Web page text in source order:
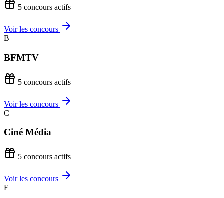
5 concours actifs
Voir les concours
B
BFMTV
5 concours actifs
Voir les concours
C
Ciné Média
5 concours actifs
Voir les concours
F